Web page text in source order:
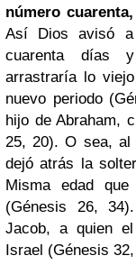
número
Así Dios avisó a
cuarenta días
arrastraría lo
nuevo periodo
hijo de Abraham,
25, 20). O sea, al
dejó atrás la
Misma edad
(Génesis 26,
Jacob, a quien
Israel (Génesis